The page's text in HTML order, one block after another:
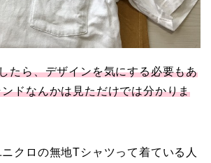
たら、デザインを気にする必要もあ
ドなんかは見ただけでは分かりま
クロの無地Tシャツって着ている人